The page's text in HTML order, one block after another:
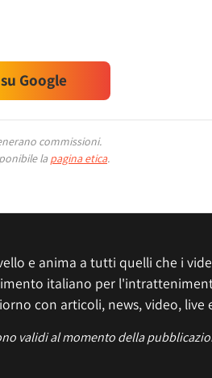
Google
commissioni.
la pagina etica.
e anima a tutti quelli che i
italiano per
con articoli, news, video, live
validi al momento della